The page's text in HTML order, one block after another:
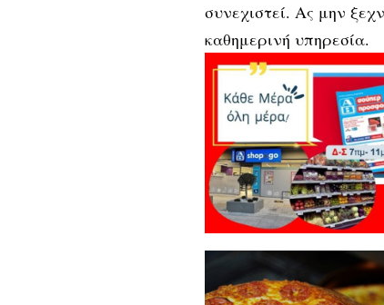
συνεχιστεί. Ας μην
καθημερινή υπηρεσία.